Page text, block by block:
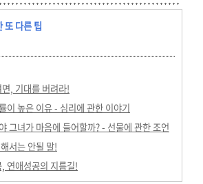
다른 팁
, 기대를 버려라!
이 높은 이유 - 심리에 관한 이야기
그녀가 마음에 들어할까? - 선물에 관한 조언
서는 안될 말!
연애성공의 지름길!